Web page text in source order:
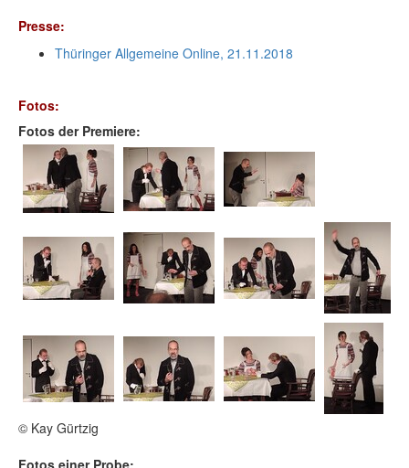
Presse:
Thüringer Allgemeine Online, 21.11.2018
Fotos:
Fotos der Premiere:
© Kay Gürtzig
Fotos einer Probe: